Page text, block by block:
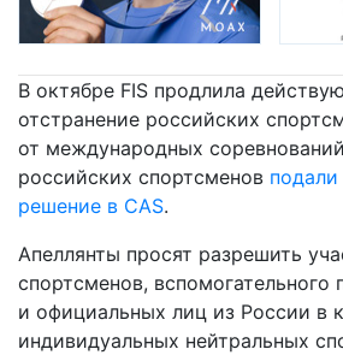
В октябре FIS продлила
отстранение российских
от международных
российских спортсменов
решение в CAS.
Апеллянты просят разрешить
спортсменов, вспомогательного
и официальных лиц из России в
индивидуальных нейтральных